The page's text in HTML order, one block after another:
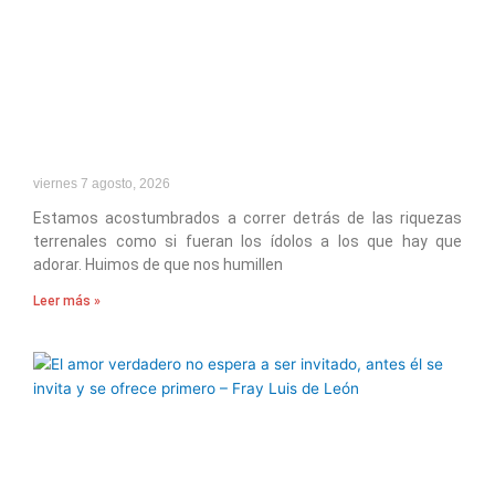
viernes 7 agosto, 2026
Estamos acostumbrados a correr detrás de las riquezas
terrenales como si fueran los ídolos a los que hay que
adorar. Huimos de que nos humillen
Leer más »